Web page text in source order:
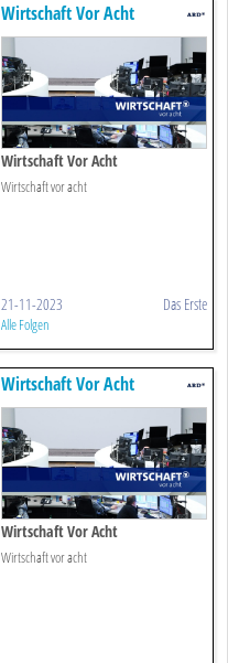
Wirtschaft Vor Acht
Wirtschaft Vor Acht
Wirtschaft vor acht
21-11-2023 Das Erste
Alle Folgen
Wirtschaft Vor Acht
Wirtschaft Vor Acht
Wirtschaft vor acht